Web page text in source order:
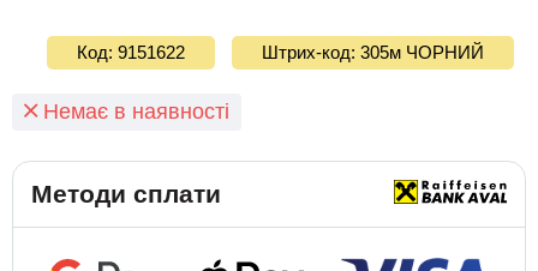
Код: 9151622 Штрих-код: 305м ЧОРНИЙ
Немає в наявності
Методи сплати